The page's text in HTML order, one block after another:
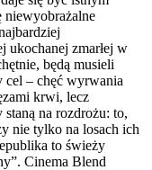
ukochanej zmarłej w
będą musieli
cel – chęć wyrwania
krwi, lecz
na rozdrożu: to,
nie tylko na losach ich
to świeży
Cinema Blend